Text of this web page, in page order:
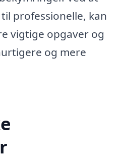
professionelle, kan
vigtige opgaver og
og mere